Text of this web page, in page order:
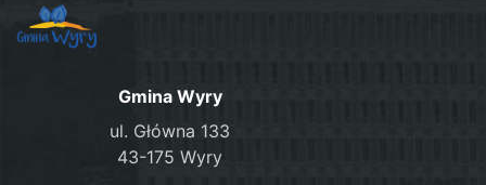
Gmina Wyry
ul. Główna 133
43-175 Wyry